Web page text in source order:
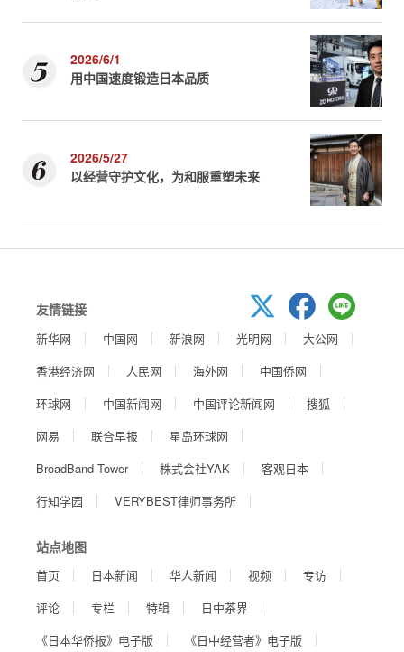
2026/6/1
用中国速度锻造日本品质
2026/5/27
以经营守护文化，为和服重塑未来
友情链接
新华网 中国网 新浪网 光明网
大公网
香港经济网
人民网 海外网
中国侨网
环球网
中国新闻网 中国评论新闻网
搜狐
网易
联合早报
星岛环球网
BroadBand Tower
株式会社YAK
客观日本
行知学园
VERYBEST律师事务所
站点地图
首页 日本新闻 华人新闻 视频
专访
评论
专栏 特辑
日中茶界
《日本华侨报》电子版
《日中经营者》电子版